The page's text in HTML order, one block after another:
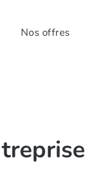
Nos offres